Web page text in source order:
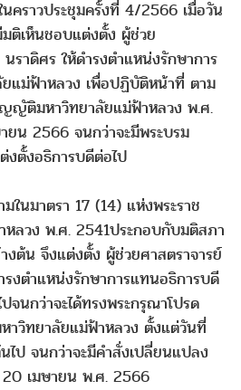
คราวประชุมครั้งที่ 4/2566 เมื่อวัน
ติเห็นชอบแต่งตั้ง ผู้ช่วย
ราดิศร ให้ดำรงตำแหน่งรักษาการ
แม่ฟ้าหลวง เพื่อปฏิบัติหน้าที่ ตาม
ญัติมหาวิทยาลัยแม่ฟ้าหลวง พ.ศ.
น 2566 จนกว่าจะมีพระบรม
งตั้งอธิการบดีต่อไป
ในมาตรา 17 (14) แห่งพระราช
วง พ.ศ. 2541ประกอบกับมติสภา
งต้น จึงแต่งตั้ง ผู้ช่วยศาสตราจารย์
งตำแหน่งรักษาการแทนอธิการบดี
จนกว่าจะได้ทรงพระกรุณาโปรด
าวิทยาลัยแม่ฟ้าหลวง ตั้งแต่วันที่
ป จนกว่าจะมีคำสั่งเปลี่ยนแปลง
เมษายน พ.ศ. 2566